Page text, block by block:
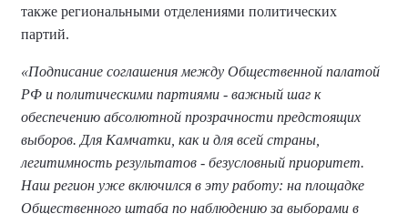
также региональными отделениями политических
партий.
«Подписание соглашения между Общественной палатой
РФ и политическими партиями - важный шаг к
обеспечению абсолютной прозрачности предстоящих
выборов. Для Камчатки, как и для всей страны,
легитимность результатов - безусловный приоритет.
Наш регион уже включился в эту работу: на площадке
Общественного штаба по наблюдению за выборами в